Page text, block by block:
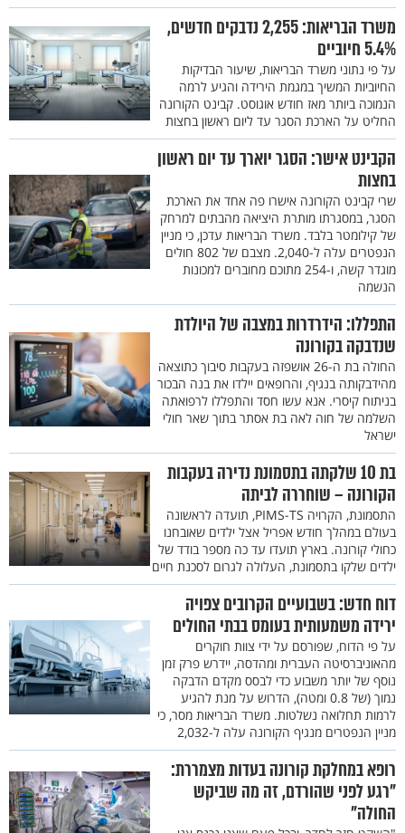
משרד הבריאות: 2,255 נדבקים חדשים,
5.4% חיוביים
על פי נתוני משרד הבריאות, שיעור הבדיקות
החיוביות המשיך במגמת הירידה והגיע לרמה
הנמוכה ביותר מאז חודש אוגוסט. קבינט הקורונה
החליט על הארכת הסגר עד ליום ראשון בחצות
הקבינט אישר: הסגר יוארך עד יום ראשון
בחצות
שרי קבינט הקורונה אישרו פה אחד את הארכת
הסגר, במסגרתו מותרת היציאה מהבתים למרחק
של קילומטר בלבד. משרד הבריאות עדכן, כי מניין
הנפטרים עלה ל-2,040. מצבם של 802 חולים
מוגדר קשה, ו-254 מתוכם מחוברים למכונות
הנשמה
התפללו: הידרדרות במצבה של היולדת
שנדבקה בקורונה
החולה בת ה-26 אושפזה בעקבות סיבוך כתוצאה
מהידבקותה בנגיף, והרופאים יילדו את בנה הבכור
בניתוח קיסרי. אנא עשו חסד והתפללו לרפואתה
השלמה של חוה לאה בת אסתר בתוך שאר חולי
ישראל
בת 10 שלקתה בתסמונת נדירה בעקבות
הקורונה – שוחררה לביתה
התסמונת, הקרויה PIMS-TS, תועדה לראשונה
בעולם במהלך חודש אפריל אצל ילדים שאובחנו
כחולי קורונה. בארץ תועדו עד כה מספר בודד של
ילדים שלקו בתסמונת, העלולה לגרום לסכנת חיים
דוח חדש: בשבועיים הקרובים צפויה
ירידה משמעותית בעומס בבתי החולים
על פי הדוח, שפורסם על ידי צוות חוקרים
מהאוניברסיטה העברית ומהדסה, יידרש פרק זמן
נוסף של יותר משבוע כדי לבסס מקדם הדבקה
נמוך (של 0.8 ומטה), הדרוש על מנת להגיע
לרמות תחלואה נשלטות. משרד הבריאות מסר, כי
מניין הנפטרים מנגיף הקורונה עלה ל-2,032
רופא במחלקת קורונה בעדות מצמררת:
"רגע לפני שהורדם, זה מה שביקש
החולה"